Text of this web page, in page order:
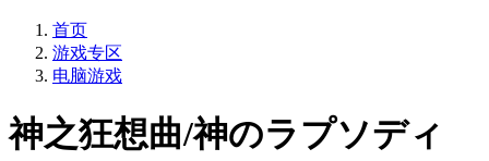
首页
游戏专区
电脑游戏
神之狂想曲/神のラプソディ